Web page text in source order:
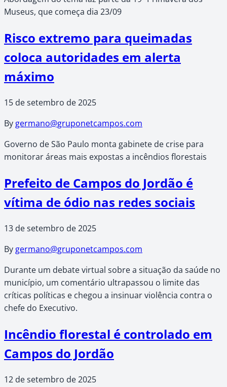
Museus, que começa dia 23/09
Risco extremo para queimadas
coloca autoridades em alerta
máximo
15 de setembro de 2025
By germano@gruponetcampos.com
Governo de São Paulo monta gabinete de crise para
monitorar áreas mais expostas a incêndios florestais
Prefeito de Campos do Jordão é
vítima de ódio nas redes sociais
13 de setembro de 2025
By germano@gruponetcampos.com
Durante um debate virtual sobre a situação da saúde no
município, um comentário ultrapassou o limite das
críticas políticas e chegou a insinuar violência contra o
chefe do Executivo.
Incêndio florestal é controlado em
Campos do Jordão
12 de setembro de 2025